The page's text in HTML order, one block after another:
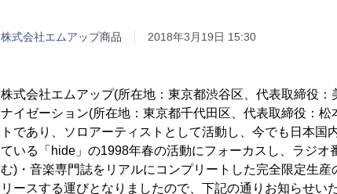
株式会社エムアップ商品 2018年3月19日 15:30
株式会社エムアップ(所在地：東京都渋谷区、代表取締役
ナイゼーション(所在地：東京都千代田区、代表取締役：
トであり、ソロアーティストとして活動し、今でも日本
ている「hide」の1998年春の活動にフォーカスし、ラジオ
む)・音楽専門誌をリアルにコンプリートした完全限定生
リースする運びとなりましたので、下記の通りお知らせい